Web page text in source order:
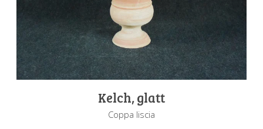
Kelch, glatt
Coppa liscia